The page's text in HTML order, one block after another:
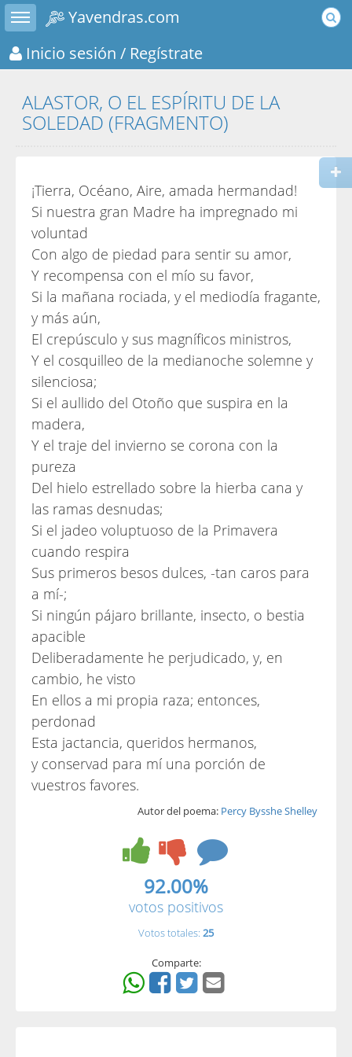
Toggle sidebar
Yavendras.com
Inicio sesión / Regístrate
ALASTOR, O EL ESPÍRITU DE LA
SOLEDAD (FRAGMENTO)
¡Tierra, Océano, Aire, amada hermandad!
Si nuestra gran Madre ha impregnado mi
voluntad
Con algo de piedad para sentir su amor,
Y recompensa con el mío su favor,
Si la mañana rociada, y el mediodía fragante,
y más aún,
El crepúsculo y sus magníficos ministros,
Y el cosquilleo de la medianoche solemne y
silenciosa;
Si el aullido del Otoño que suspira en la
madera,
Y el traje del invierno se corona con la
pureza
Del hielo estrellado sobre la hierba cana y
las ramas desnudas;
Si el jadeo voluptuoso de la Primavera
cuando respira
Sus primeros besos dulces, -tan caros para
a mí-;
Si ningún pájaro brillante, insecto, o bestia
apacible
Deliberadamente he perjudicado, y, en
cambio, he visto
En ellos a mi propia raza; entonces,
perdonad
Esta jactancia, queridos hermanos,
y conservad para mí una porción de
vuestros favores.
Autor del poema: Percy Bysshe Shelley
92.00%
votos positivos
Votos totales: 25
Comparte: